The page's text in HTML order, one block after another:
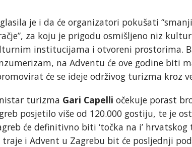
je i da će organizatori pokušati
za koju je prigodu osmišljeno niz
institucijama i otvoreni prostorima.
na Adventu će ove godine biti
će se ideje održivog turizma kroz
turizma Gari Capelli očekuje porast
posjetilo više od 120.000 gostiju, te je
će definitivno biti ‘točka na i’
traje i Advent u Zagrebu bit će posljednji